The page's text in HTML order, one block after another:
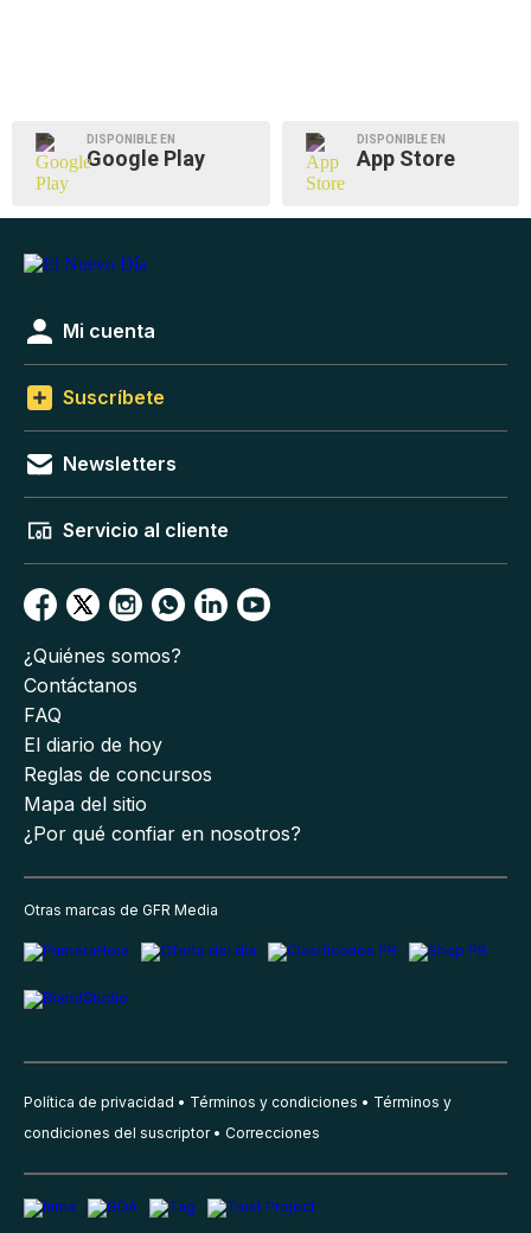
DISPONIBLE EN
Google Play
DISPONIBLE EN
App Store
Mi cuenta
Suscríbete
Newsletters
Servicio al cliente
¿Quiénes somos?
Contáctanos
FAQ
El diario de hoy
Reglas de concursos
Mapa del sitio
¿Por qué confiar en nosotros?
Otras marcas de GFR Media
Política de privacidad Términos y condiciones
Términos y
condiciones del suscriptor
Correcciones